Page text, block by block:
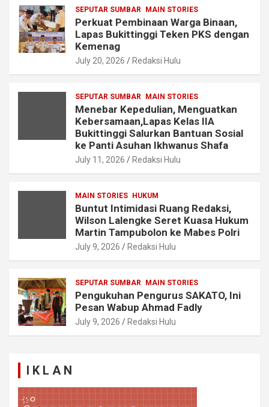
SEPUTAR SUMBAR MAIN STORIES
Perkuat Pembinaan Warga Binaan,
Lapas Bukittinggi Teken PKS dengan
Kemenag
July 20, 2026 Redaksi Hulu
SEPUTAR SUMBAR MAIN STORIES
Menebar Kepedulian, Menguatkan
Kebersamaan,Lapas Kelas IIA
Bukittinggi Salurkan Bantuan Sosial
ke Panti Asuhan Ikhwanus Shafa
July 11, 2026 Redaksi Hulu
MAIN STORIES HUKUM
Buntut Intimidasi Ruang Redaksi,
Wilson Lalengke Seret Kuasa Hukum
Martin Tampubolon ke Mabes Polri
July 9, 2026 Redaksi Hulu
SEPUTAR SUMBAR MAIN STORIES
Pengukuhan Pengurus SAKATO, Ini
Pesan Wabup Ahmad Fadly
July 9, 2026 Redaksi Hulu
I K L A N